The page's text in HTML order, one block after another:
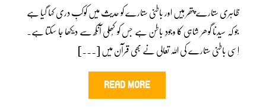
ظاہری ستارے پتھر ہیں اور باطنی ستارے کو حدیث میں کوکبِ دری کہا گیا ہے
جو کہ سیدنا گوھر شاہی کا وجودِ باطن ہے جس کو کُھلی آنکھ سے دیکھا جا سکتا ہے۔
اِسی باطنی ستارے کی اللہ تعالی نے بھی قرآن میں [...]
READ MORE